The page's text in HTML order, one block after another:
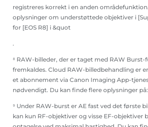
registreres korrekt i en anden
oplysninger om understøttede objektiver i
for [EOS R8] i &quot
.
⁸ RAW-billeder, der er taget med RAW
fremkaldes. Cloud RAW-billedbehandling er
et abonnement via Canon Imaging App-
nødvendigt. Du kan finde flere oplysninger
⁹ Under RAW-burst er AE fast ved det første
kan kun RF-objektiver og visse EF-objektiver